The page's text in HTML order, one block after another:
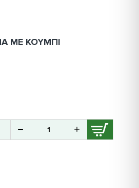
ΜΕ ΚΟΥΜΠΙ